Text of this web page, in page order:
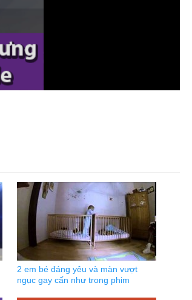
2 em bé đáng yêu và màn vượt
ngục gay cấn như trong phim